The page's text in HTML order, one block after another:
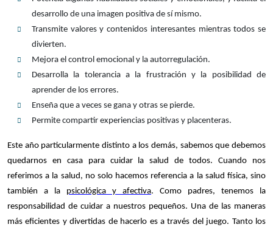
desarrollo de una imagen positiva de sí mismo.
Transmite valores y contenidos interesantes mientras todos se
divierten.
Mejora el control emocional y la autorregulación.
Desarrolla la tolerancia a la frustración y la posibilidad de
aprender de los errores.
Enseña que a veces se gana y otras se pierde.
Permite compartir experiencias positivas y placenteras.
Este año particularmente distinto a los demás, sabemos que debemos
quedarnos en casa para cuidar la salud de todos. Cuando nos
referimos a la salud, no solo hacemos referencia a la salud física, sino
también a la psicológica y afectiva. Como padres, tenemos la
responsabilidad de cuidar a nuestros pequeños. Una de las maneras
más eficientes y divertidas de hacerlo es a través del juego. Tanto los